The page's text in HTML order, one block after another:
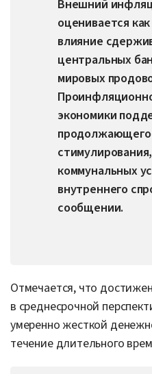
Внешний
оценивается
влияние
центральных
мировых
экономики
коммунальных
внутреннего
сообщении.
Отмечается, что
в среднесрочной
умеренно жесткой
течение длительного